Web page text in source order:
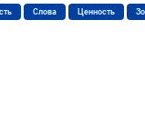
Слова Ценность